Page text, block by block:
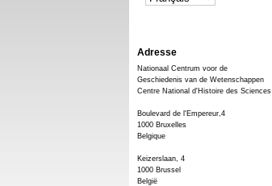
Adresse
Nationaal Centrum voor de
Geschiedenis van de Wetenschappen
Centre National d'Histoire des Sciences
Boulevard de l'Empereur,4
1000 Bruxelles
Belgique
Keizerslaan, 4
1000 Brussel
België